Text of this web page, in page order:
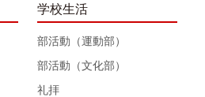
学校生活
部活動（運動部）
部活動（文化部）
礼拝